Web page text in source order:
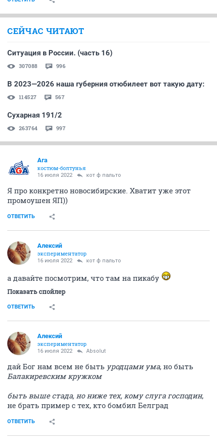
СЕЙЧАС ЧИТАЮТ
Ситуация в России. (часть 16)
307088 996
В 2023—2026 наша губерния отюбилеет вот такую дату:
114527 567
Сухарная 191/2
263764 997
Ага
костюм-болтунья
16 июля 2022 кот ф пальто
Я про конкретно новосибирские. Хватит уже этот
промоушен ЯП))
ОТВЕТИТЬ
Алексий
экспериментатор
16 июля 2022 кот ф пальто
а давайте посмотрим, что там на пикабу
Показать спойлер
ОТВЕТИТЬ
Алексий
экспериментатор
16 июля 2022 Absolut
дай Бог нам всем не быть уродцами ума, но быть
Балакиревским кружком
быть выше стада, но ниже тех, кому слуга господин,
не брать пример с тех, кто бомбил Белград
ОТВЕТИТЬ